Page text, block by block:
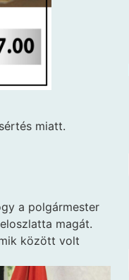
miatt.
a polgármester
magát.
között volt